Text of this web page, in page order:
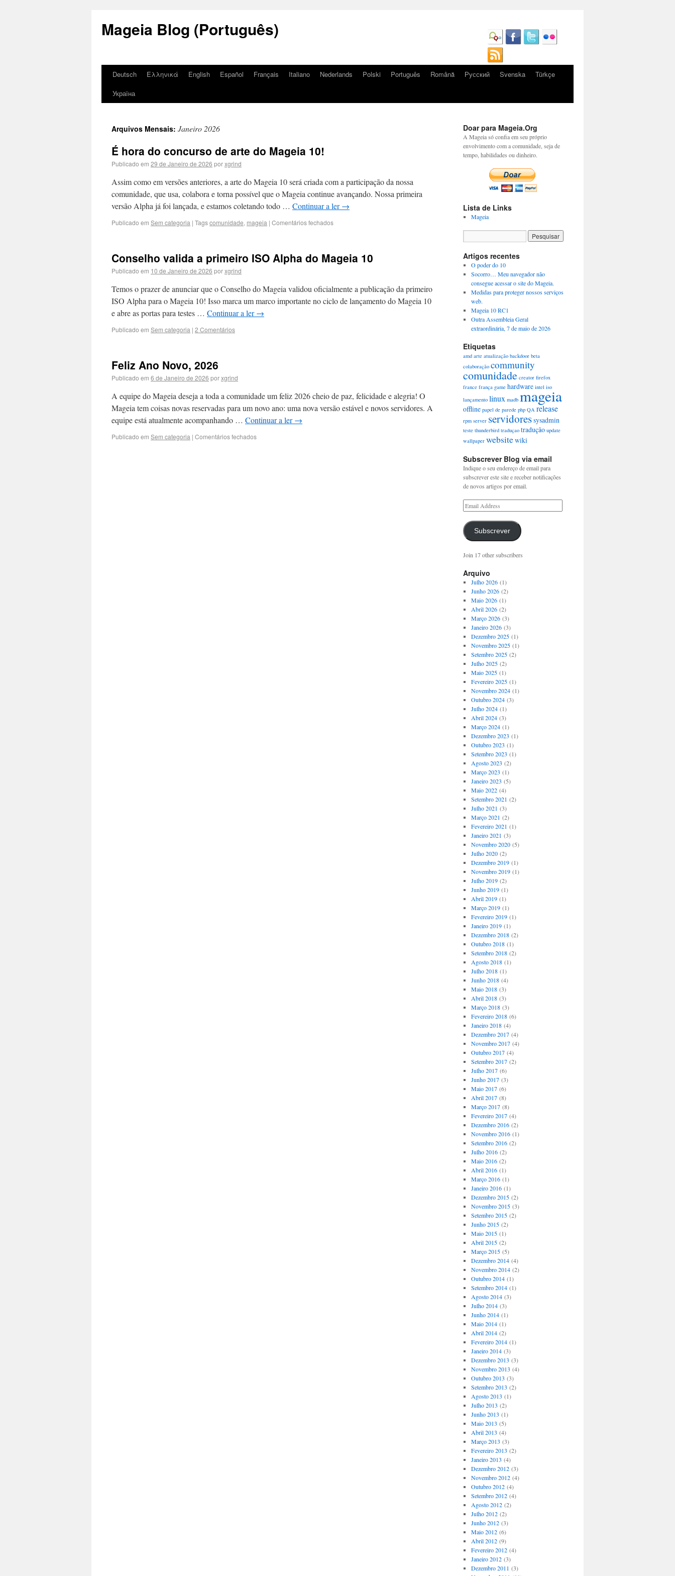
Mageia Blog (Português)
Deutsch Ελληνικά English Español Français Italiano Nederlands Polski Português Română Русский Svenska
Türkçe
Україна
Arquivos Mensais: Janeiro 2026
É hora do concurso de arte do Mageia 10!
Publicado em 29 de Janeiro de 2026 porxgrind
Assim como em versões anteriores, a arte do Mageia 10 será criada com a participação da nossa
comunidade, que usa, colabora e torna possível que o Mageia continue avançando. Nossa primeira
versão Alpha já foi lançada, e estamos coletando todo … Continuar a ler→
Publicado em Sem categoria | Tagscomunidade, mageia | Comentários fechados
Conselho valida a primeiro ISO Alpha do Mageia 10
Publicado em 10 de Janeiro de 2026 porxgrind
Temos o prazer de anunciar que o Conselho do Mageia validou oficialmente a publicação da primeiro
ISO Alpha para o Mageia 10! Isso marca um marco importante no ciclo de lançamento do Mageia 10
e abre as portas para testes … Continuar a ler→
Publicado em Sem categoria | 2 Comentários
Feliz Ano Novo, 2026
Publicado em 6 de Janeiro de 2026 porxgrind
A equipe do Mageia deseja a toda a comunidade um feliz 2026 cheio de paz, felicidade e alegria! O
Mageia tem coisas novas reservadas para um novo ano: uma nova versão estável e novos servidores. A
equipe está atualmente acompanhando … Continuar a ler→
Publicado em Sem categoria | Comentários fechados
Doar para Mageia.Org
A Mageia só confia em seu próprio
envolvimento com a comunidade, seja de
tempo, habilidades ou dinheiro.
Lista de Links
Mageia
Artigos recentes
O poder do 10
Socorro… Meu navegador não
consegue acessar o site do Mageia.
Medidas para proteger nossos serviços
web.
Mageia 10 RC1
Outra Assembleia Geral
extraordinária, 7 de maio de 2026
Etiquetas
amd arte atualização backdoor beta
colaboração community
comunidade creator firefox
france frança game hardware intel iso
lançamento linux madb mageia
offline papel de parede php QA release
rpm server servidoressysadmin
teste thunderbird traduçao tradução update
wallpaper websitewiki
Subscrever Blog via email
Indique o seu endereço de email para
subscrever este site e receber notificações
de novos artigos por email.
Subscrever
Join 17 other subscribers
Arquivo
Julho 2026(1)
Junho 2026(2)
Maio 2026(1)
Abril 2026(2)
Março 2026(3)
Janeiro 2026(3)
Dezembro 2025(1)
Novembro 2025(1)
Setembro 2025(2)
Julho 2025(2)
Maio 2025(1)
Fevereiro 2025(1)
Novembro 2024(1)
Outubro 2024(3)
Julho 2024(1)
Abril 2024(3)
Março 2024(1)
Dezembro 2023 (1)
Outubro 2023 (1)
Setembro 2023 (1)
Agosto 2023 (2)
Março 2023 (1)
Janeiro 2023 (5)
Maio 2022(4)
Setembro 2021 (2)
Julho 2021 (3)
Março 2021 (2)
Fevereiro 2021 (1)
Janeiro 2021 (3)
Novembro 2020(5)
Julho 2020(2)
Dezembro 2019(1)
Novembro 2019(1)
Julho 2019(2)
Junho 2019(1)
Abril 2019(1)
Março 2019(1)
Fevereiro 2019(1)
Janeiro 2019(1)
Dezembro 2018(2)
Outubro 2018(1)
Setembro 2018(2)
Agosto 2018(1)
Julho 2018(1)
Junho 2018(4)
Maio 2018(3)
Abril 2018(3)
Março 2018(3)
Fevereiro 2018(6)
Janeiro 2018(4)
Dezembro 2017(4)
Novembro 2017(4)
Outubro 2017(4)
Setembro 2017(2)
Julho 2017(6)
Junho 2017(3)
Maio 2017(6)
Abril 2017(8)
Março 2017(8)
Fevereiro 2017(4)
Dezembro 2016(2)
Novembro 2016(1)
Setembro 2016(2)
Julho 2016(2)
Maio 2016(2)
Abril 2016(1)
Março 2016(1)
Janeiro 2016(1)
Dezembro 2015(2)
Novembro 2015(3)
Setembro 2015(2)
Junho 2015(2)
Maio 2015(1)
Abril 2015(2)
Março 2015(5)
Dezembro 2014(4)
Novembro 2014(2)
Outubro 2014(1)
Setembro 2014(1)
Agosto 2014(3)
Julho 2014(3)
Junho 2014(1)
Maio 2014(1)
Abril 2014(2)
Fevereiro 2014(1)
Janeiro 2014(3)
Dezembro 2013 (3)
Novembro 2013 (4)
Outubro 2013 (3)
Setembro 2013 (2)
Agosto 2013 (1)
Julho 2013 (2)
Junho 2013 (1)
Maio 2013 (5)
Abril 2013 (4)
Março 2013 (3)
Fevereiro 2013 (2)
Janeiro 2013 (4)
Dezembro 2012(3)
Novembro 2012(4)
Outubro 2012(4)
Setembro 2012(4)
Agosto 2012(2)
Julho 2012(2)
Junho 2012(3)
Maio 2012(6)
Abril 2012(9)
Fevereiro 2012(4)
Janeiro 2012(3)
Dezembro 2011 (3)